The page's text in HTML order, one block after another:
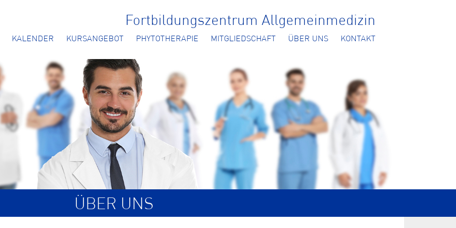
Fortbildungszentrum Allgemeinmedizin
KALENDER KURSANGEBOT PHYTOTHERAPIE MITGLIEDSCHAFT ÜBER UNS KONTAKT
ÜBER UNS